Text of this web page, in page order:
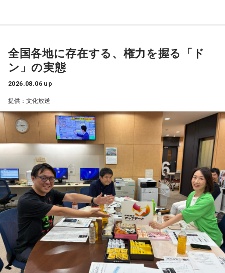
リスナーちゃんはそのことを言ってくれていて、それも楽し
かった！ 私も大阪に行く前から「みんなでやれたら楽しいだ
ろうな」と思っていたから、そういうこともできて楽しかっ
たですね！ 来てくれてありがとう！
----------------------------------------------------
この日の放送をradikoタイムフリーで聴く
※放送エリア外の方は、プレミアム会員の登録でご利用いた
----------------------------------------------------
＜番組概要＞
番組名：SCHOOL OF LOCK!
パーソナリティ：アンジー校長（アンジェリーナ1/3・
Gacharic Spin）、たんぼ教頭（溝上たんぼ）
放送日時：月曜～木曜 22:00～23:55／金曜 22:00～22:55
番組Webサイト：https://www.tfm.co.jp/lock/
番組公式X：@sol_info
常井健一「『ドン』はスペイン語に由来する外来語です。ボ
スよりもさらにスケールの大きな権力者を示す言葉として定
着しました。いま、ドンとして注目されるのが福岡県議会の
藏内議長。福岡県内には一昔前から『福岡三国志』という言
葉がありまして。現在は麻生太郎さん、武田良太さん、そし
て藏内さんが熾烈な権力闘争を繰り広げています」
長野「藏内さんだけ県議、ということですね」
常井「なぜ1人の地方議員が永田町の大物にも匹敵する大きな
力を持ったのか。きょうは福岡を入口に、全国に共通するド
ンの条件を探ります。私、10年ほど前に全国各地の地方選挙
を取材していたとき、どこへ行ってもドンと呼ばれる地元の
権力者がいたんですね。どういう人かというと、だいたい経
済力があって抜群に選挙が強くて。地元の首長や国会議員よ
りも発言力がある人です」
全国各地に存在する、権力を握る「ド
ン」の実態
2026.08.06 up
提供：文化放送